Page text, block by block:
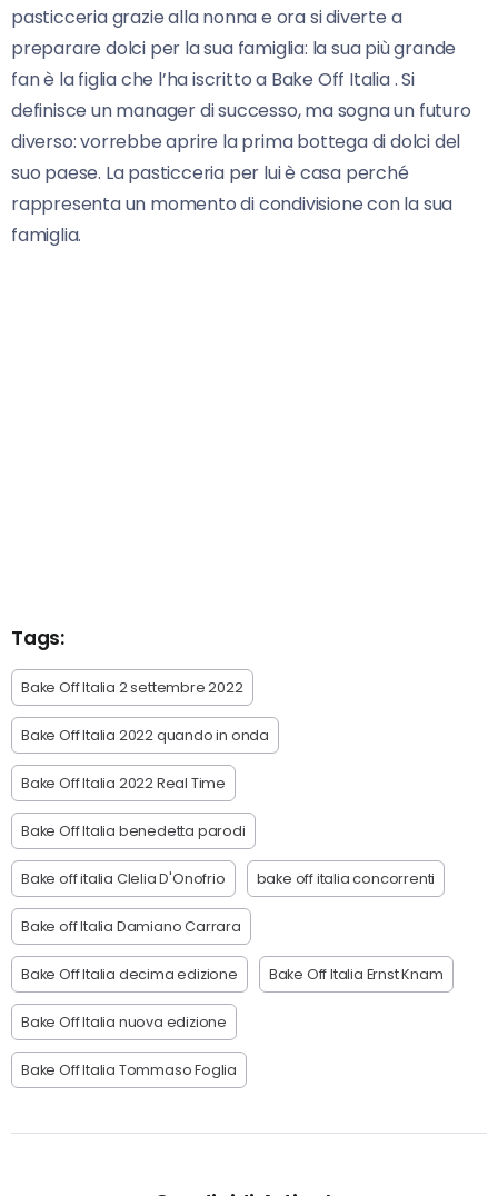
pasticceria grazie alla nonna e ora si diverte a
preparare dolci per la sua famiglia: la sua più grande
fan è la figlia che l’ha iscritto a Bake Off Italia . Si
definisce un manager di successo, ma sogna un futuro
diverso: vorrebbe aprire la prima bottega di dolci del
suo paese. La pasticceria per lui è casa perché
rappresenta un momento di condivisione con la sua
famiglia.
Tags:
Bake Off Italia 2 settembre 2022
Bake Off Italia 2022 quando in onda
Bake Off Italia 2022 Real Time
Bake Off Italia benedetta parodi
Bake off italia Clelia D'Onofrio bake off italia concorrenti
Bake off Italia Damiano Carrara
Bake Off Italia decima edizione Bake Off Italia Ernst Knam
Bake Off Italia nuova edizione
Bake Off Italia Tommaso Foglia